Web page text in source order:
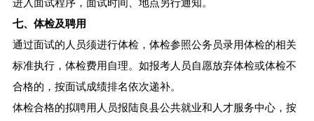
进入面试程序，面试时间、地点另行通知。
七、体检及聘用
通过面试的人员须进行体检，体检参照公务员录用体检的相关
标准执行，体检费用自理。如报考人员自愿放弃体检或体检不
合格的，按面试成绩排名依次递补。
体检合格的拟聘用人员报陆良县公共就业和人才服务中心，按